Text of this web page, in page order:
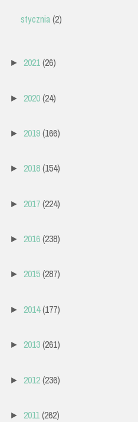
stycznia(2)
► 2021(26)
► 2020(24)
► 2019(166)
► 2018(154)
► 2017(224)
► 2016(238)
► 2015(287)
► 2014(177)
► 2013(261)
► 2012(236)
► 2011(262)